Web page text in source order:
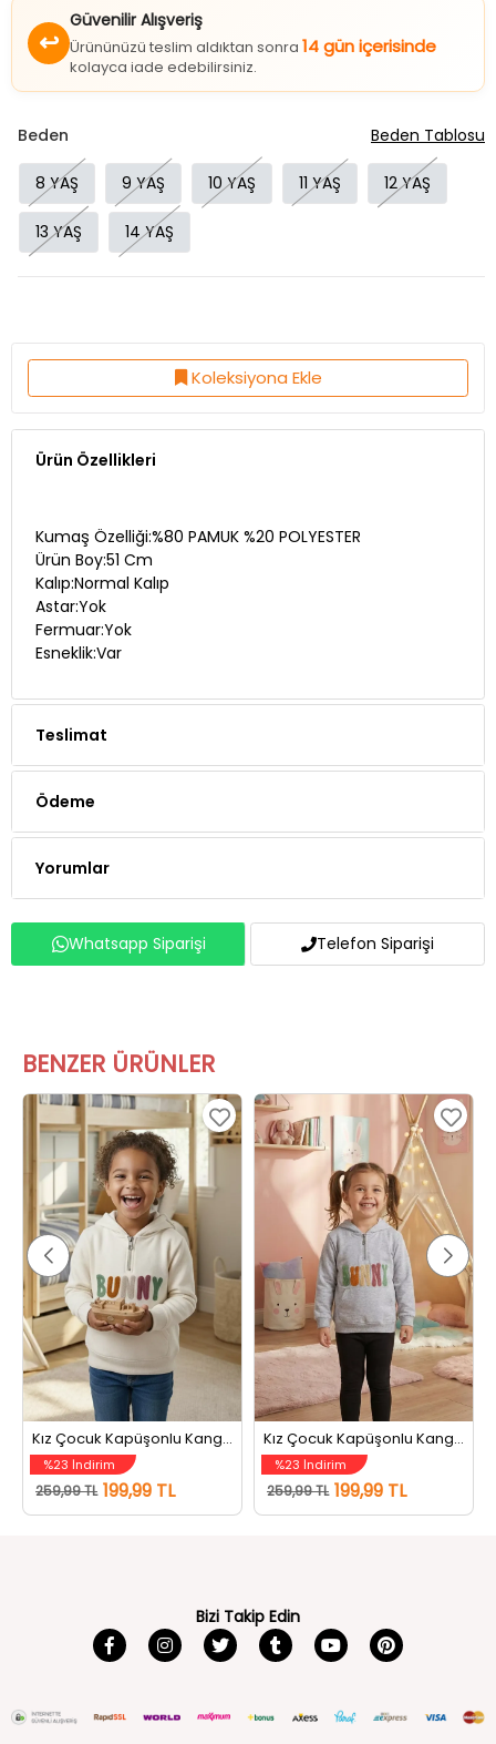
Ürününüzü teslim aldıktan sonra
kolayca iade edebilirsiniz.
8 YAŞ 12 YAŞ
13 YAŞ 14 YAŞ
Koleksiyona Ekle
Ürün Özellikleri
Ürün Boy:51 Cm
Kalıp:Normal Kalıp
Astar:Yok
Fermuar:Yok
Esneklik:Var
Teslimat
Ödeme
Yorumlar
%23 İndirim
259,99 TL 199,99 TL
Kız Çocuk Kapüşonlu Kanguru Cepli Şardonlu Sweatshirt Gri
%23 İndirim
259,99 TL 199,99 TL